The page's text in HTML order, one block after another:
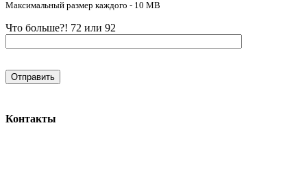
Максимальный размер каждого - 10 MB
Что больше?! 72 или 92
Контакты